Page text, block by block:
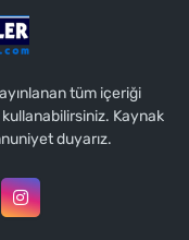
tüm içeriği
Kaynak
duyarız.